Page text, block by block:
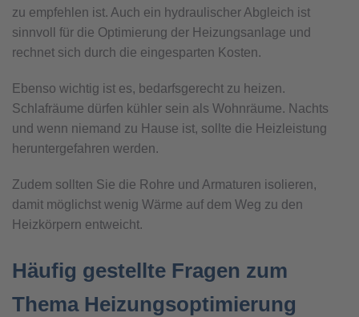
zu empfehlen ist. Auch ein hydraulischer Abgleich ist
sinnvoll für die Optimierung der Heizungsanlage und
rechnet sich durch die eingesparten Kosten.
Ebenso wichtig ist es, bedarfsgerecht zu heizen.
Schlafräume dürfen kühler sein als Wohnräume. Nachts
und wenn niemand zu Hause ist, sollte die Heizleistung
heruntergefahren werden.
Zudem sollten Sie die Rohre und Armaturen isolieren,
damit möglichst wenig Wärme auf dem Weg zu den
Heizkörpern entweicht.
Häufig gestellte Fragen zum
Thema Heizungsoptimierung